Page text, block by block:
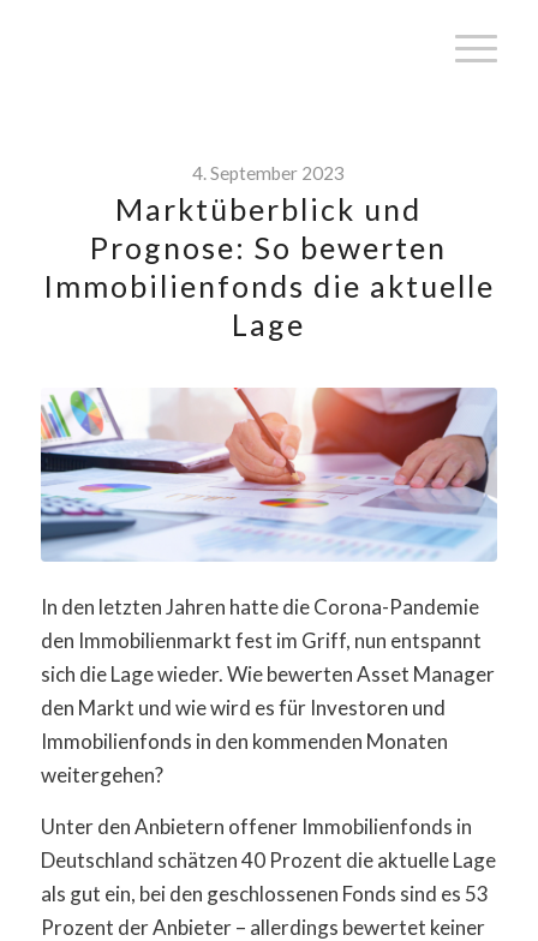
4. September 2023
Marktüberblick und
Prognose: So bewerten
Immobilienfonds die aktuelle
Lage
In den letzten Jahren hatte die Corona-Pandemie
den Immobilienmarkt fest im Griff, nun entspannt
sich die Lage wieder. Wie bewerten Asset Manager
den Markt und wie wird es für Investoren und
Immobilienfonds in den kommenden Monaten
weitergehen?
Unter den Anbietern offener Immobilienfonds in
Deutschland schätzen 40 Prozent die aktuelle Lage
als gut ein, bei den geschlossenen Fonds sind es 53
Prozent der Anbieter – allerdings bewertet keiner